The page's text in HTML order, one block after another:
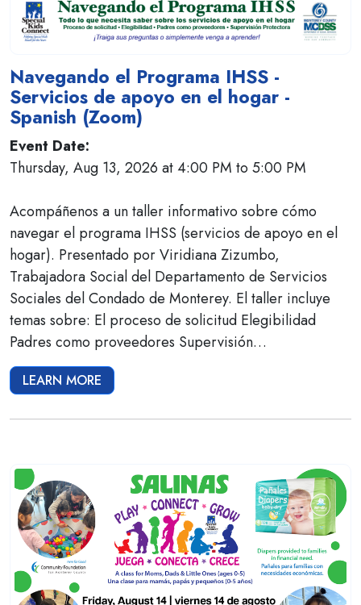
Navegando el Programa IHSS -
Servicios de apoyo en el hogar -
Spanish (Zoom)
Event Date:
Thursday, Aug 13, 2026 at 4:00 PM to 5:00 PM
Acompáñenos a un taller informativo sobre cómo
navegar el programa IHSS (servicios de apoyo en el
hogar). Presentado por Viridiana Zizumbo,
Trabajadora Social del Departamento de Servicios
Sociales del Condado de Monterey. El taller incluye
temas sobre: El proceso de solicitud Elegibilidad
Padres como proveedores Supervisión…
LEARN MORE